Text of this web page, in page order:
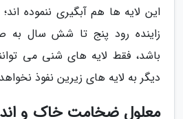
این لایه ها هم آبگیری ننموده
زاینده رود پنج تا شش سال به
باشد، فقط لایه های شنی می
دیگر به لایه های زیرین نفوذ
معلول ضخامت خاک و